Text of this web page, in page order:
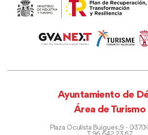
Ayuntamiento de
Área de Turismo
Plaza Oculista Buigues, 9 -